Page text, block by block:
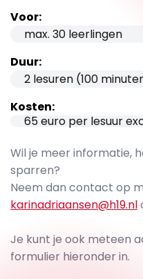
Voor:
max. 30 leerlingen
Duur:
2 lesuren (100
Kosten:
65 euro per lesuur
Wil je meer informatie,
sparren?
Neem dan contact op
karinadriaansen@h19.nl
Je kunt je ook meteen
formulier hieronder in.